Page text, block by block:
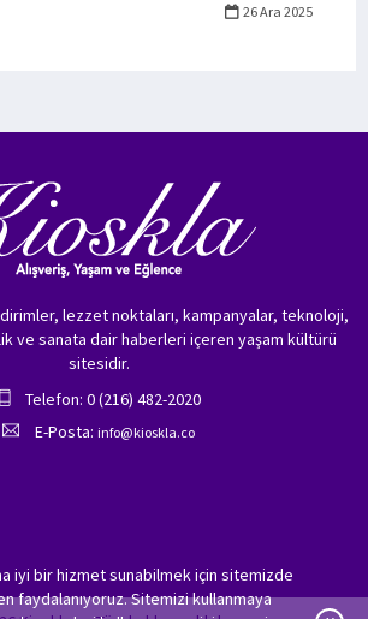
26 Ara 2025
iyi bir hizmet sunabilmek için sitemizde
faydalanıyoruz. Sitemizi kullanmaya
lezzet noktaları, kampanyalar, teknoloji,
ve sanata dair haberleri içeren yaşam kültürü
sitesidir.
Telefon: 0 (216) 482-2020
E-Posta: info@kioskla.co